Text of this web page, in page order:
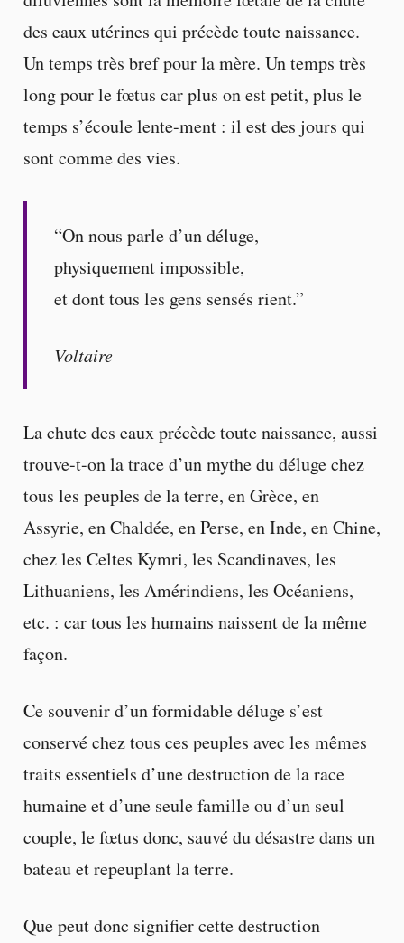
des eaux utérines qui précède toute naissance.
Un temps très bref pour la mère. Un temps très
long pour le fœtus car plus on est petit, plus le
temps s’écoule lente-ment : il est des jours qui
sont comme des vies.
“On nous parle d’un déluge,
physiquement impossible,
et dont tous les gens sensés rient.”
Voltaire
La chute des eaux précède toute naissance, aussi
trouve-t-on la trace d’un mythe du déluge chez
tous les peuples de la terre, en Grèce, en
Assyrie, en Chaldée, en Perse, en Inde, en Chine,
chez les Celtes Kymri, les Scandinaves, les
Lithuaniens, les Amérindiens, les Océaniens,
etc. : car tous les humains naissent de la même
façon.
Ce souvenir d’un formidable déluge s’est
conservé chez tous ces peuples avec les mêmes
traits essentiels d’une destruction de la race
humaine et d’une seule famille ou d’un seul
couple, le fœtus donc, sauvé du désastre dans un
bateau et repeuplant la terre.
Que peut donc signifier cette destruction